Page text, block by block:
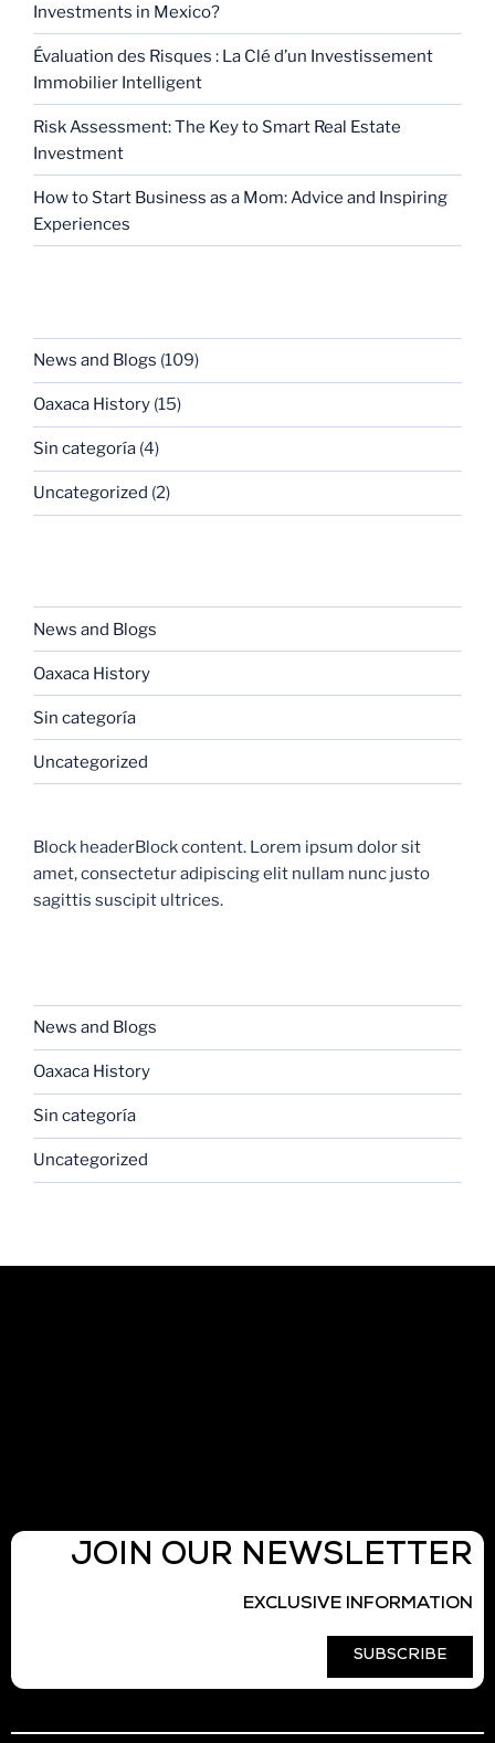
Investments in Mexico?
Évaluation des Risques : La Clé d’un Investissement
Immobilier Intelligent
Risk Assessment: The Key to Smart Real Estate
Investment
How to Start Business as a Mom: Advice and Inspiring
Experiences
News and Blogs (109)
Oaxaca History (15)
Sin categoría (4)
Uncategorized (2)
News and Blogs
Oaxaca History
Sin categoría
Uncategorized
Block headerBlock content. Lorem ipsum dolor sit
amet, consectetur adipiscing elit nullam nunc justo
sagittis suscipit ultrices.
News and Blogs
Oaxaca History
Sin categoría
Uncategorized
JOIN OUR NEWSLETTER
EXCLUSIVE INFORMATION
SUBSCRIBE